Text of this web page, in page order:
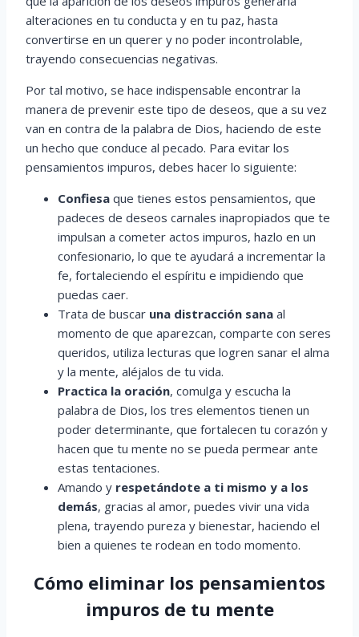
alteraciones en tu conducta y en tu paz, hasta
convertirse en un querer y no poder incontrolable,
trayendo consecuencias negativas.
Por tal motivo, se hace indispensable encontrar la
manera de prevenir este tipo de deseos, que a su vez
van en contra de la palabra de Dios, haciendo de este
un hecho que conduce al pecado. Para evitar los
pensamientos impuros, debes hacer lo siguiente:
Confiesa que tienes estos pensamientos, que
padeces de deseos carnales inapropiados que te
impulsan a cometer actos impuros, hazlo en un
confesionario, lo que te ayudará a incrementar la
fe, fortaleciendo el espíritu e impidiendo que
puedas caer.
Trata de buscar una distracción sana al
momento de que aparezcan, comparte con seres
queridos, utiliza lecturas que logren sanar el alma
y la mente, aléjalos de tu vida.
Practica la oración, comulga y escucha la
palabra de Dios, los tres elementos tienen un
poder determinante, que fortalecen tu corazón y
hacen que tu mente no se pueda permear ante
estas tentaciones.
Amando y respetándote a ti mismo y a los
demás, gracias al amor, puedes vivir una vida
plena, trayendo pureza y bienestar, haciendo el
bien a quienes te rodean en todo momento.
Cómo eliminar los pensamientos
impuros de tu mente